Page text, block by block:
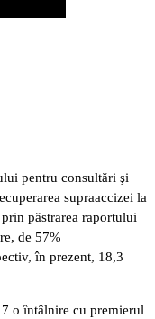
pentru consultări şi
supraaccizei la
păstrarea raportului
de 57%
în prezent, 18,3
o întâlnire cu premierul